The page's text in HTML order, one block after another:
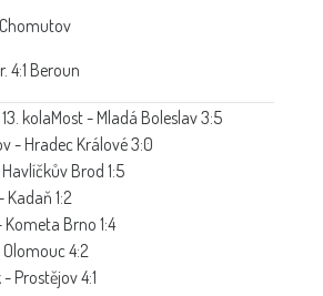
4:1 Beroun
kolaMost - Mladá Boleslav 3:5
- Hradec Králové 3:0
Brod 1:5
1:2
Brno 1:4
4:2
Prostějov 4:1